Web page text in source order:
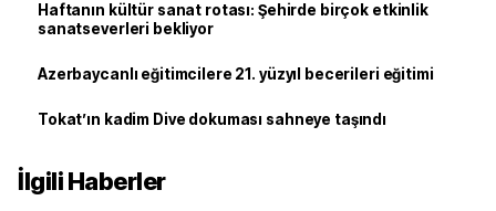
Haftanın kültür sanat rotası: Şehirde birçok etkinlik
sanatseverleri bekliyor
Azerbaycanlı eğitimcilere 21. yüzyıl becerileri eğitimi
Tokat’ın kadim Dive dokuması sahneye taşındı
İlgili Haberler